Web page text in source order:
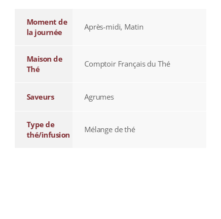
Moment de
la journée
Après-midi, Matin
Maison de
Thé
Comptoir Français du Thé
Saveurs Agrumes
Type de
thé/infusion
Mélange de thé